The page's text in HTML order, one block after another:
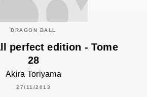
DRAGON BALL
perfect edition - Tome
28
Akira Toriyama
27/11/2013